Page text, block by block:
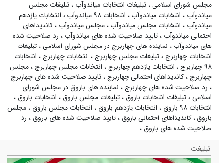
مجلس شورای اسلامی،تبلیغات انتخابات میاندوآب ،تبلیغات مجلس
میاندوآب ، انتخابات میاندوآب ، انتخابات ۹۸ میاندوآب ، انتخابات یازدهم
میاندوآب ، انتخابات مجلس میاندوآب ،مجلس میاندوآب ،کاندیداهای
احتمالی میاندوآب ،تایید صلاحیت شده های میاندوآب ، رد صلاحیت شده
های میاندوآب ، نماینده های چهاربرج در مجلس شورای اسلامی،تبلیغات
انتخابات چهاربرج،تبلیغات مجلس چهاربرج، انتخابات چهاربرج، انتخابات
۹۸ چهاربرج
، انتخابات یازدهم چهاربرج، انتخابات مجلس چهاربرج،مجلس
چهاربرج،کاندیداهای احتمالی چهاربرج،تایید صلاحیت شده های چهاربرج
، رد صلاحیت شده های چهاربرج، نماینده های باروق در مجلس شورای
اسلامی،تبلیغات انتخابات باروق ،تبلیغات مجلس باروق ، انتخابات باروق ،
انتخابات ۹۸ باروق
، انتخابات یازدهم باروق ، انتخابات مجلس باروق ،مجلس
باروق ،کاندیداهای احتمالی باروق ،تایید صلاحیت شده های باروق ، رد
صلاحیت شده های باروق ،
تبلیغات